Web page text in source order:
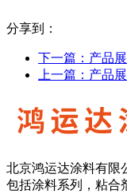
分享到：
下一篇： 产品
上一篇： 产品
北京鸿运达涂料有限
包括涂料系列，粘合